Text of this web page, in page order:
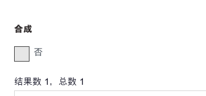
合成
否
结果数 1 ，总数 1